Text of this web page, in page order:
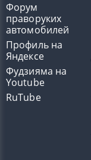
Форум
праворуких
автомобилей
Профиль на
Яндексе
Фудзияма на
Youtube
RuTube